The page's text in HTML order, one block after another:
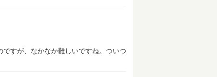
すが、なかなか難しいですね。ついつ